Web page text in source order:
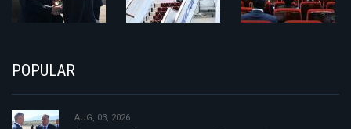
POPULAR
AUG, 03, 2026